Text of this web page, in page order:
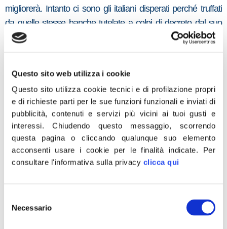
Questo sito web utilizza i cookie
Questo sito utilizza cookie tecnici e di profilazione propri
e di richieste parti per le sue funzioni funzionali e inviati di
pubblicità, contenuti e servizi più vicini ai tuoi gusti e
interessi.Chiudendo questo messaggio, scorrendo
questa pagina o cliccando qualunque suo elemento
acconsenti usare i cookie per le finalità indicate. Per
consultare l'informativa sulla privacy clicca qui
delNecessario
migliorerà. Intanto ci sono gli italiani disperati perché truffati
da quelle stesse banche tutelate a colpi di decreto dal suo
governo, e quelli disperati perché da ceto medio sono
Poi ci sono i pensionati a cui il Premier abusivo ha detto di
volersi dedicare e già tremano. Fummo i primi a chiedere di
tagliare le pensioni d’oro e il sistema retributivo e vigileremo
perché venga fatto, ma temiamo che ci sia il trucco e si
voglia in realtà colpire, per fare cassa, una fascia molto più
ampia di contribuenti, quella medio-bassa che se d’oro ha
ancora qualcosa su cui contare, certo non sono le pensioni!
democrazia non è più di moda e le logge hanno sostituito le